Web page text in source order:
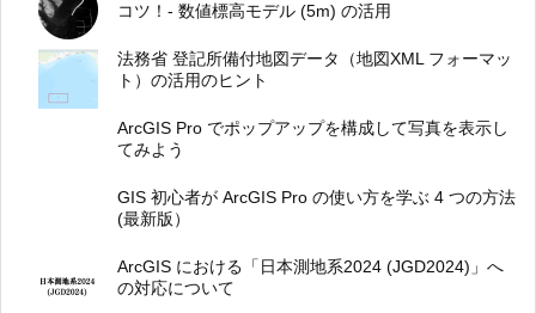
コツ！- 数値標高モデル (5m) の活用
法務省 登記所備付地図データ（地図XML フォーマッ
ト）の活用のヒント
ArcGIS Pro でポップアップを構成して写真を表示し
てみよう
GIS 初心者が ArcGIS Pro の使い方を学ぶ 4 つの方法
(最新版）
ArcGIS における「日本測地系2024 (JGD2024)」へ
の対応について